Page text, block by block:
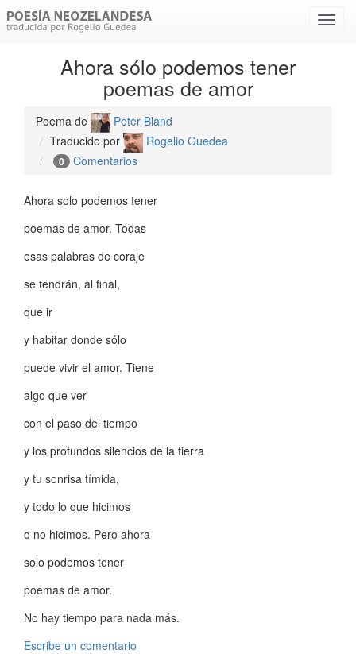
Menú
Ahora sólo podemos tener
poemas de amor
Poema de
Peter Bland
Traducido por
Rogelio Guedea
0 Comentarios
Ahora solo podemos tener
poemas de amor. Todas
esas palabras de coraje
se tendrán, al final,
que ir
y habitar donde sólo
puede vivir el amor. Tiene
algo que ver
con el paso del tiempo
y los profundos silencios de la tierra
y tu sonrisa tímida,
y todo lo que hicimos
o no hicimos. Pero ahora
solo podemos tener
poemas de amor.
No hay tiempo para nada más.
Escribe un comentario